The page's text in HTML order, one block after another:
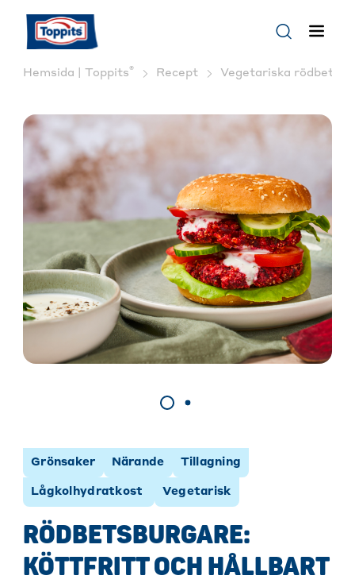
Hemsida | Toppits® Recept Vegetariska
Grönsaker Närande Tillagning
Lågkolhydratkost Vegetarisk
RÖDBETSBURGARE:
KÖTTFRITT OCH HÅLLBART